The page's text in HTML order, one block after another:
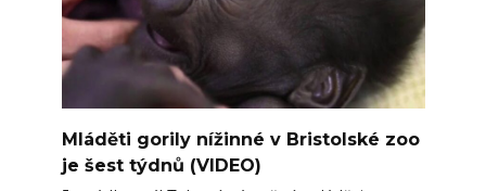
Mláděti gorily nížinné v Bristolské zoo
je šest týdnů (VIDEO)